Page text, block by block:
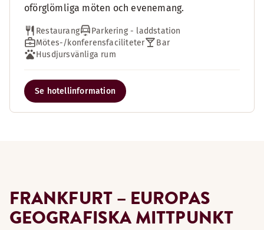
oförglömliga möten och evenemang.
Restaurang
Parkering - laddstation
Mötes-/konferensfaciliteter
Bar
Husdjursvänliga rum
Se hotellinformation
FRANKFURT – EUROPAS
GEOGRAFISKA MITTPUNKT